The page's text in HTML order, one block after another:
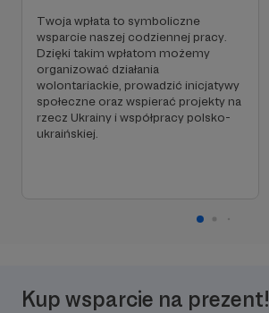
Twoja wpłata to symboliczne
wsparcie naszej codziennej pracy.
Dzięki takim wpłatom możemy
organizować działania
wolontariackie, prowadzić inicjatywy
społeczne oraz wspierać projekty na
rzecz Ukrainy i współpracy polsko-
ukraińskiej.
Kup wsparcie na prezent!